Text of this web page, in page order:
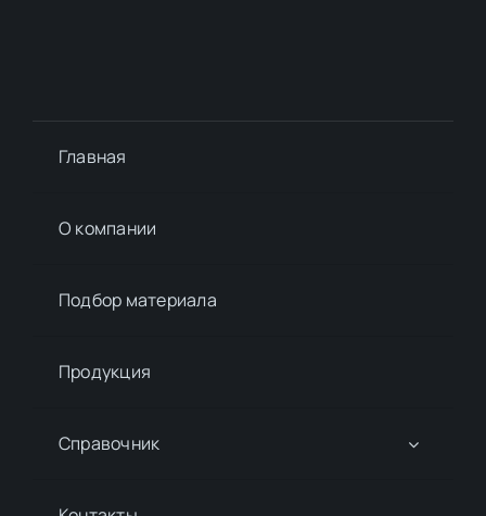
Главная
О компании
Подбор материалa
Продукция
Справочник